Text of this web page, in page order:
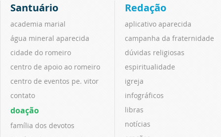
Santuário
academia marial
água mineral aparecida
cidade do romeiro
centro de apoio ao romeiro
centro de eventos pe. vitor
contato
doação
família dos devotos
Redação
aplicativo aparecida
campanha da fraternidade
dúvidas religiosas
espiritualidade
igreja
infográficos
libras
notícias